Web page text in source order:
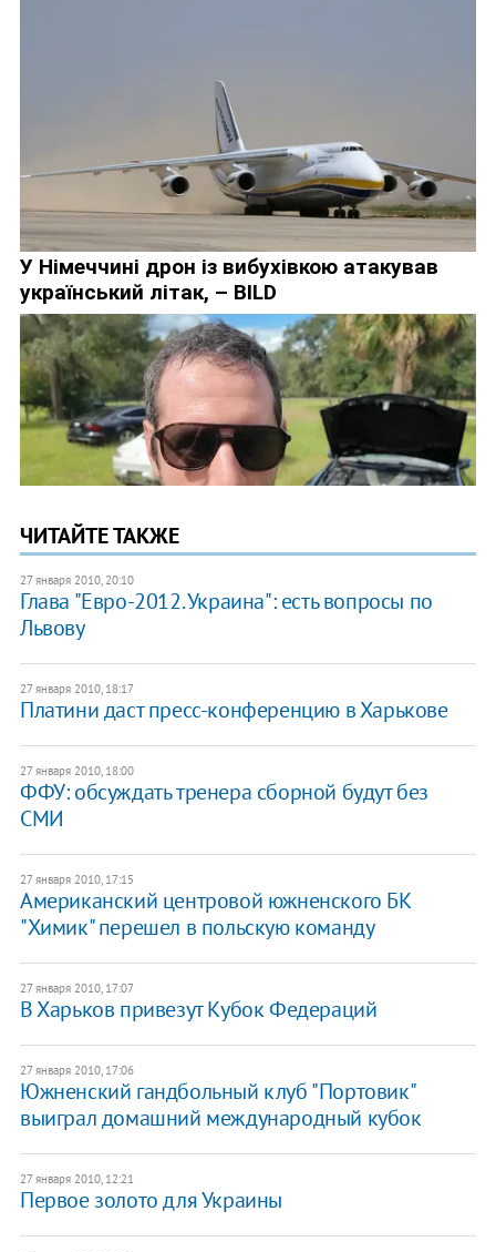
ЧИТАЙТЕ ТАКЖЕ
27 января 2010, 20:10
Глава "Евро-2012. Украина": есть вопросы по
Львову
27 января 2010, 18:17
Платини даст пресс-конференцию в Харькове
27 января 2010, 18:00
ФФУ: обсуждать тренера сборной будут без
СМИ
27 января 2010, 17:15
Американский центровой южненского БК
"Химик" перешел в польскую команду
27 января 2010, 17:07
В Харьков привезут Кубок Федераций
27 января 2010, 17:06
Южненский гандбольный клуб "Портовик"
выиграл домашний международный кубок
27 января 2010, 12:21
Первое золото для Украины